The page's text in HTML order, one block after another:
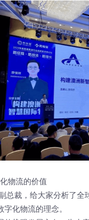
物流的价值
总裁，给大家分析了
化物流的理念。